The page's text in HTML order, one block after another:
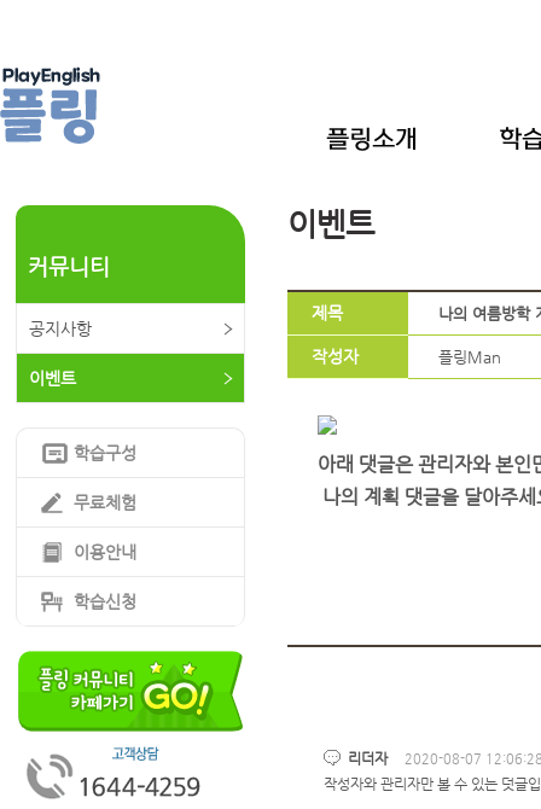
커뮤니티
공지사항
이벤트
학습구성
무료체험
이용안내
학습신청
이벤트
제목 나의 여름방학
작성자 플링Man
아래 댓글은 관리자와 본인
나의 계획 댓글을 달아주
리더자 2020-08-07
작성자와 관리자만 볼 수 있는 덧글